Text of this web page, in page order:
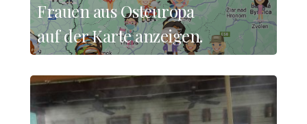
Frauen aus Osteuropa
auf der Karte anzeigen.